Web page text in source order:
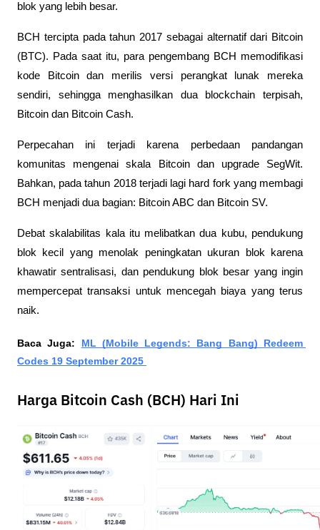
blok yang lebih besar.
BCH tercipta pada tahun 2017 sebagai alternatif dari Bitcoin
(BTC). Pada saat itu, para pengembang BCH memodifikasi
kode Bitcoin dan merilis versi perangkat lunak mereka
sendiri, sehingga menghasilkan dua blockchain terpisah,
Bitcoin dan Bitcoin Cash.
Perpecahan ini terjadi karena perbedaan pandangan
komunitas mengenai skala Bitcoin dan upgrade SegWit.
Bahkan, pada tahun 2018 terjadi lagi hard fork yang membagi
BCH menjadi dua bagian: Bitcoin ABC dan Bitcoin SV.
Debat skalabilitas kala itu melibatkan dua kubu, pendukung
blok kecil yang menolak peningkatan ukuran blok karena
khawatir sentralisasi, dan pendukung blok besar yang ingin
mempercepat transaksi untuk mencegah biaya yang terus
naik.
Baca Juga: ML (Mobile Legends: Bang Bang) Redeem
Codes 19 September 2025
Harga Bitcoin Cash (BCH) Hari Ini